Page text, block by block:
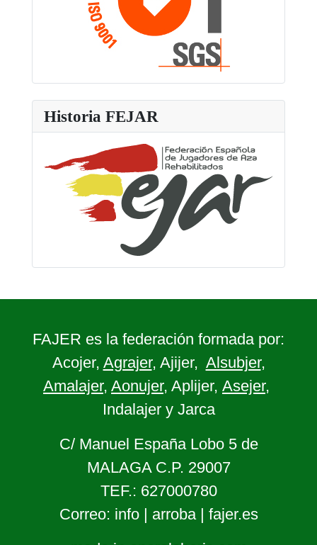
Historia FEJAR
FAJER es la federación formada por:
Acojer, Agrajer, Ajijer, Alsubjer,
Amalajer, Aonujer, Aplijer, Asejer,
Indalajer y Jarca
C/ Manuel España Lobo 5 de
MALAGA C.P. 29007
TEF.: 627000780
Correo: info | arroba | fajer.es